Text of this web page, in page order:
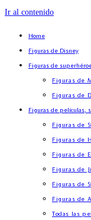
Ir al contenido
Home
Figuras de Disney
Figuras de
Figuras de
Figuras de
Figuras de películas,
Figuras de
Figuras de
Figuras de
Figuras de
Figuras de
Figuras de
Todas las